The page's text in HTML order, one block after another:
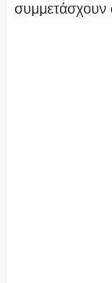
συμμετάσχουν